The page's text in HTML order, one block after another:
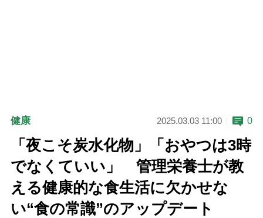
健康 2025.03.03 11:00 0
「夜こそ炭水化物」「おやつは3時
でなくていい」 管理栄養士が教
える健康的な食生活に欠かせな
い“食の常識”のアップデート